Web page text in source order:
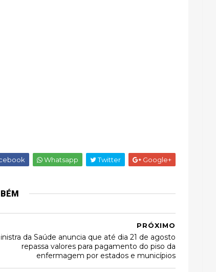
Whatsapp Twitter Google+
PRÓXIMO
da Saúde anuncia que até dia 21 de agosto
repassa valores para pagamento do piso da
enfermagem por estados e municípios